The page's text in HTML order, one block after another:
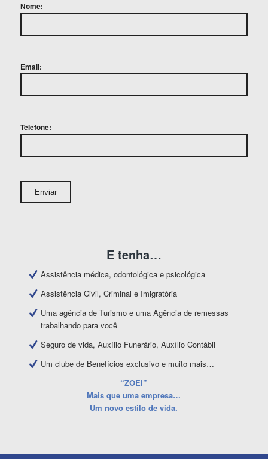
Nome:
Email:
Telefone:
E tenha…
Assistência médica, odontológica e psicológica
Assistência Civil, Criminal e Imigratória
Uma agência de Turismo e uma Agência de remessas
trabalhando para você
Seguro de vida, Auxílio Funerário, Auxílio Contábil
Um clube de Benefícios exclusivo e muito mais…
“ZOEI”
Mais que uma empresa…
Um novo estilo de vida.